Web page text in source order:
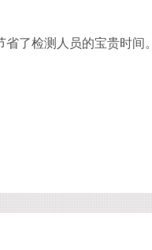
了检测人员的宝贵时间。